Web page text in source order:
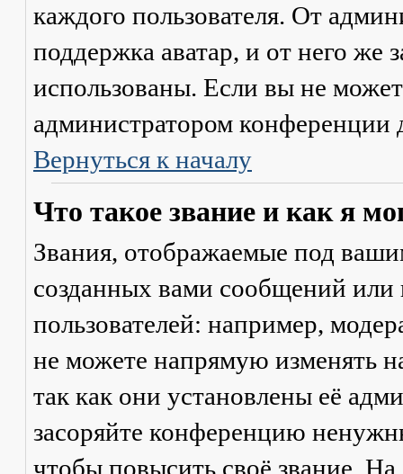
каждого пользователя. От
поддержка аватар, и от него же
использованы. Если вы не
администратором конференции
Вернуться к началу
Что такое звание и как я
Звания, отображаемые под
созданных вами сообщений
пользователей: например,
не можете напрямую изменять
так как они установлены её
засоряйте конференцию
чтобы повысить своё звание.